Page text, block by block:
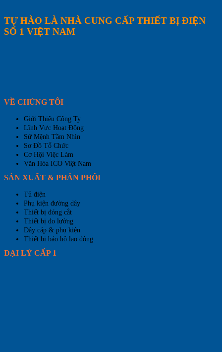
TỰ HÀO LÀ NHÀ CUNG CẤP THIẾT BỊ ĐIỆN
SỐ 1 VIỆT NAM
VỀ CHÚNG TÔI
Giới Thiệu Công Ty
Lĩnh Vực Hoạt Động
Sứ Mệnh Tầm Nhìn
Sơ Đồ Tổ Chức
Cơ Hội Việc Làm
Văn Hóa ICO Việt Nam
SẢN XUẤT & PHÂN PHỐI
Tủ điện
Phụ kiện đường dây
Thiết bị đóng cắt
Thiết bị đo lường
Dây cáp & phụ kiện
Thiết bị bảo hộ lao động
ĐẠI LÝ CẤP 1